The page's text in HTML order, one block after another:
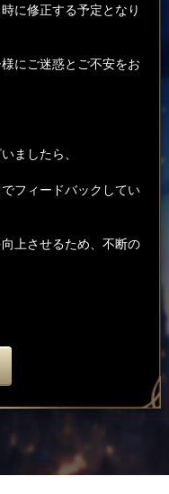
に修正する予定となり
にご迷惑とご不安をお
ましたら、
フィードバックしてい
上させるため、不断の